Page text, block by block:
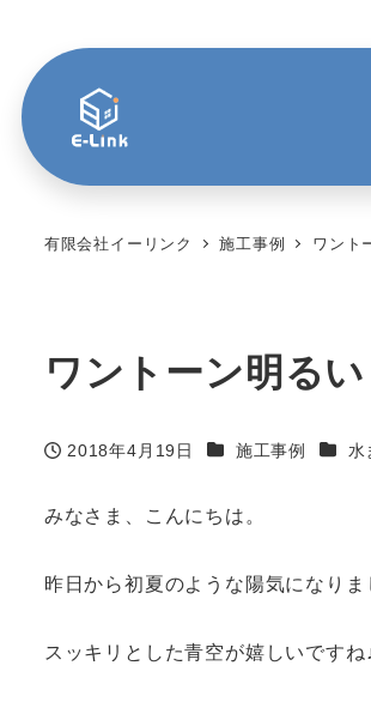
有限会社イーリンク 施工事例 ワント
ワントーン明る
投稿日
2018年4月19日 カテゴリー
施工事例 カテ水
みなさま、こんにちは。
昨日から初夏のような陽気になり
スッキリとした青空が嬉しいですね